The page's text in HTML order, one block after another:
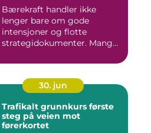
Bærekraft handler ikke
lenger bare om gode
intensjoner og flotte
strategidokumenter. Mange
30. jun
Trafikalt grunnkurs første
steg på veien mot
førerkortet